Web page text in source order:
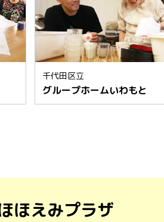
千代田区立
グループホームいわもと
ほえみプラザ